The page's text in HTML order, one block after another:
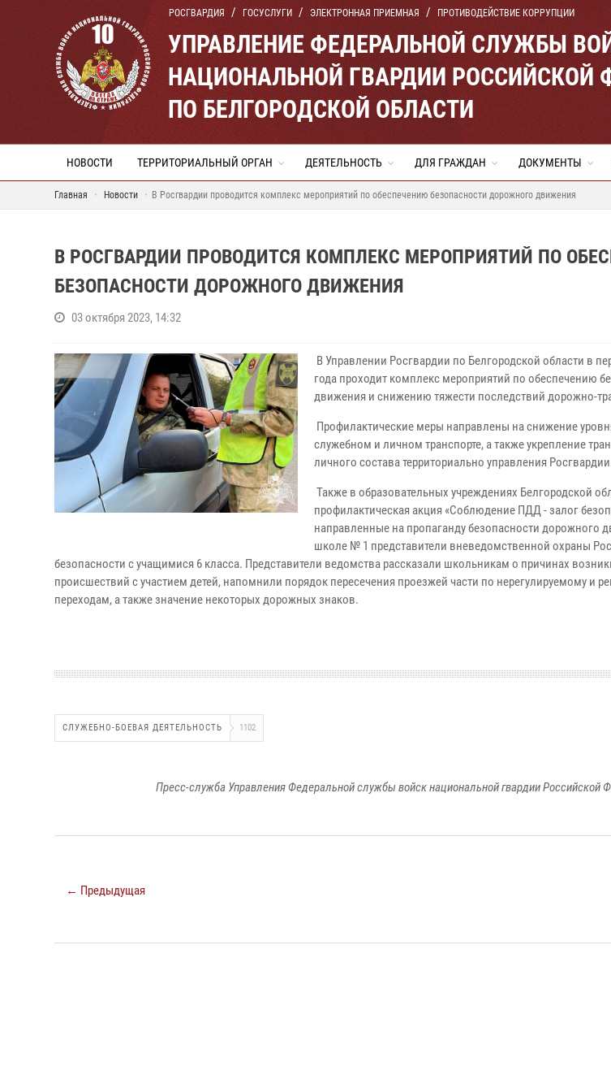
РОСГВАРДИЯ ГОСУСЛУГИ ЭЛЕКТРОННАЯ ПРИЕМНАЯ ПРОТИВОДЕЙСТВИЕ КОРРУПЦИИ
УПРАВЛЕНИЕ ФЕДЕРАЛЬНОЙ СЛУЖБЫ
НАЦИОНАЛЬНОЙ ГВАРДИИ РОССИЙСКОЙ
ПО БЕЛГОРОДСКОЙ ОБЛАСТИ
НОВОСТИ ТЕРРИТОРИАЛЬНЫЙ ОРГАН ДЕЯТЕЛЬНОСТЬ ДЛЯ ГРАЖДАН ДОКУМЕНТЫ
Главная Новости В Росгвардии проводится комплекс мероприятий по обеспечению безопасности дорожного движения
В РОСГВАРДИИ ПРОВОДИТСЯ КОМПЛЕКС МЕРОПРИЯТИЙ ПО
БЕЗОПАСНОСТИ ДОРОЖНОГО ДВИЖЕНИЯ
03 октября 2023, 14:32
В Управлении Росгвардии по Белгородской области в
года проходит комплекс мероприятий по обеспечению
движения и снижению тяжести последствий дорожно-
Профилактические меры направлены на снижение
служебном и личном транспорте, а также укрепление
личного состава территориально управления
Также в образовательных учреждениях Белгородской
профилактическая акция «Соблюдение ПДД - залог
направленные на пропаганду безопасности дорожного
школе № 1 представители вневедомственной охраны
безопасности с учащимися 6 класса. Представители ведомства рассказали школьникам о причинах
происшествий с участием детей, напомнили порядок пересечения проезжей части по нерегулируемому и
переходам, а также значение некоторых дорожных знаков.
СЛУЖЕБНО-БОЕВАЯ ДЕЯТЕЛЬНОСТЬ 1102
Пресс-служба Управления Федеральной службы войск национальной гвардии Российской
← Предыдущая